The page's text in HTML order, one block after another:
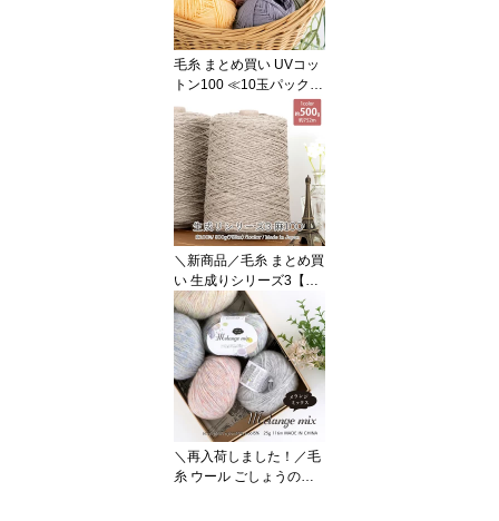
ル 北欧風 ナチュラル
毛糸 まとめ買い UVコッ
トン100 ≪10玉パック≫
【8003F-2】コットン 綿
編み物 手芸 毛糸ZAKKA
ストアーズ ごしょう産業
ごしょうの糸 ストール U
V対策 日焼け対策 在庫限
り
＼新商品／毛糸 まとめ買
い 生成りシリーズ3【ZK
N3C】麻 大容量 アウト
レット 編み物 手芸 毛糸Z
AKKAストアーズ ごしょ
う産業 マット バッグ イ
ンテリア 北欧風 ナチュ
ラル
＼再入荷しました！／毛
糸 ウール ごしょうの糸